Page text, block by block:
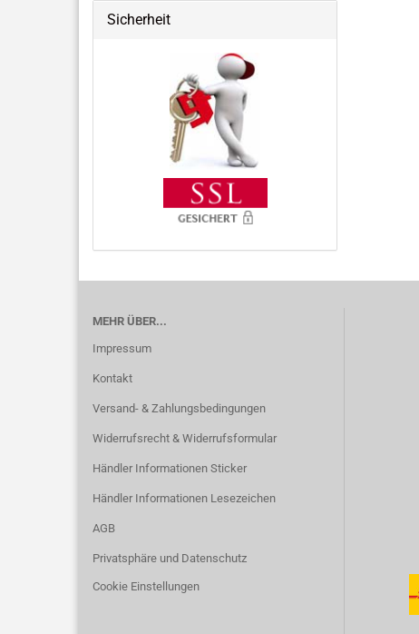
Sicherheit
MEHR ÜBER...
Impressum
Kontakt
Versand- & Zahlungsbedingungen
Widerrufsrecht & Widerrufsformular
Händler Informationen Sticker
Händler Informationen Lesezeichen
AGB
Privatsphäre und Datenschutz
Cookie Einstellungen